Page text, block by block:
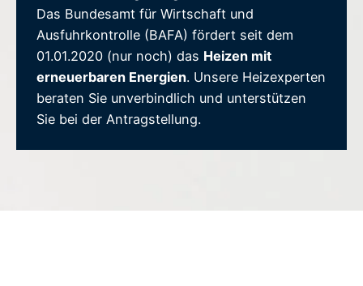
Das Bundesamt für Wirtschaft und
Ausfuhrkontrolle (BAFA) fördert seit dem
01.01.2020 (nur noch) das Heizen mit
erneuerbaren Energien. Unsere Heizexperten
beraten Sie unverbindlich und unterstützen
Sie bei der Antragstellung.